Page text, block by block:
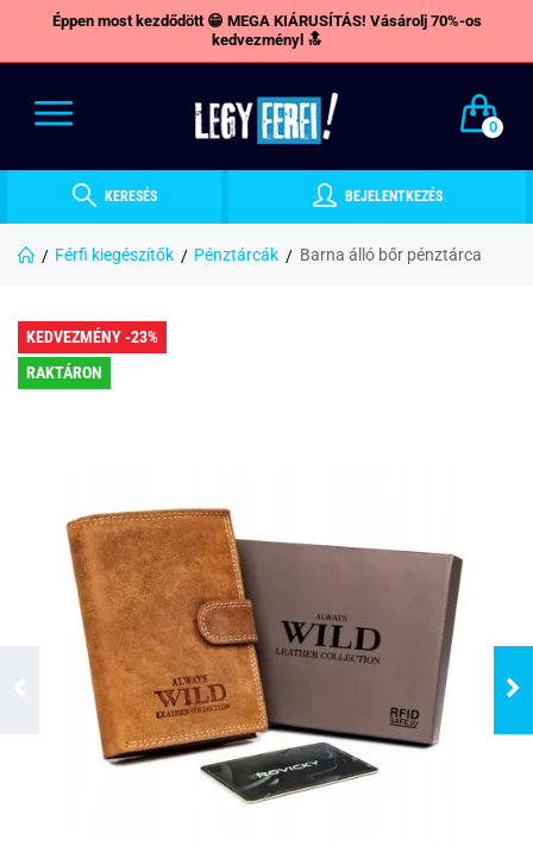
Éppen most kezdődött 😁 MEGA KIÁRUSÍTÁS! Vásárolj 70%-os
kedvezményl 🔝
0
KERESÉS BEJELENTKEZÉS
Férfi kiegészítők Pénztárcák Barna álló bőr pénztárca
KEDVEZMÉNY -23%
RAKTÁRON